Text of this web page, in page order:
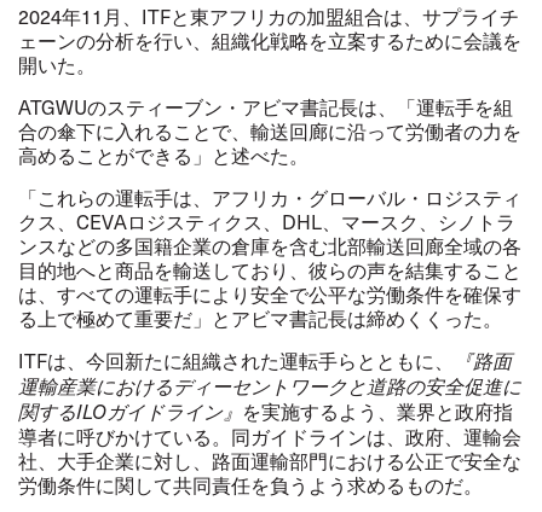
2024年11 月、 ITFと東アフリカの加盟組合は、サプライチ
ェーンの分析を行い、組織化戦略を立案するために会議を
開いた。
ATGWUのスティーブン・アビマ書記長は、「運転手を組
合の傘下に入れることで、輸送回廊に沿って労働者の力を
高めることができる」と述べた。
「これらの運転手は、アフリカ・グローバル・ロジスティ
クス、 CEVAロジスティクス、 DHL、マースク、シノトラ
ンスなどの多国籍企業の倉庫を含む北部輸送回廊全域の各
目的地へと商品を輸送しており、彼らの声を結集すること
は、すべての運転手により安全で公平な労働条件を確保す
る上で極めて重要だ」とアビマ書記長は締めくくった。
ITFは、今回新たに組織された運転手らとともに、
『路面
運輸産業におけるディーセントワークと道路の安全促進に
関するILOガイドライン』 を実施するよう、業界と政府指
導者に呼びかけている。同ガイドラインは、政府、運輸会
社、大手企業に対し、路面運輸部門における公正で安全な
労働条件に関して共同責任を負うよう求めるものだ。